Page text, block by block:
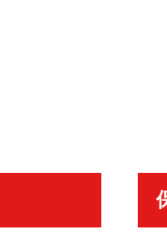
学ズームアウト、4倍